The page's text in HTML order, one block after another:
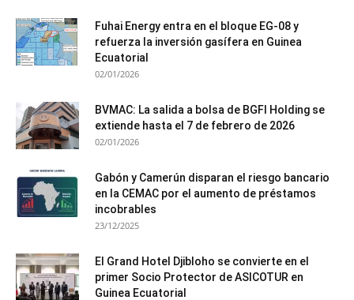
Fuhai Energy entra en el bloque EG-08 y
refuerza la inversión gasífera en Guinea
Ecuatorial
02/01/2026
BVMAC: La salida a bolsa de BGFI Holding se
extiende hasta el 7 de febrero de 2026
02/01/2026
Gabón y Camerún disparan el riesgo bancario
en la CEMAC por el aumento de préstamos
incobrables
23/12/2025
El Grand Hotel Djibloho se convierte en el
primer Socio Protector de ASICOTUR en
Guinea Ecuatorial